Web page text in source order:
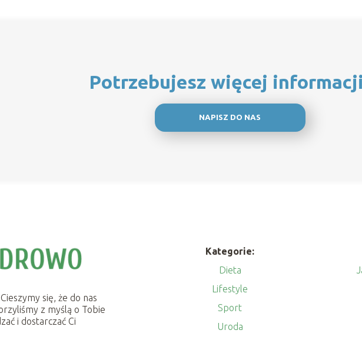
Potrzebujesz więcej
NAPISZ DO NAS
się, że do nas
z myślą o Tobie
i dostarczać Ci
Kategorie:
Dieta
Lifestyle
Sport
Uroda